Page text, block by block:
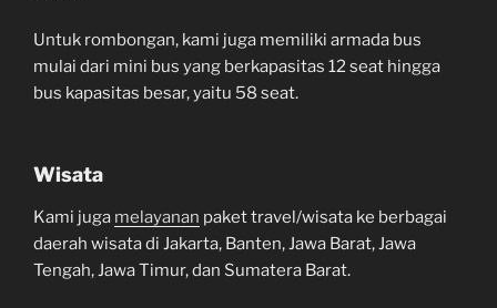
Untuk rombongan, kami juga memiliki armada bus
mulai dari mini bus yang berkapasitas 12 seat hingga
bus kapasitas besar, yaitu 58 seat.
Wisata
Kami juga melayanan paket travel/wisata ke berbagai
daerah wisata di Jakarta, Banten, Jawa Barat, Jawa
Tengah, Jawa Timur, dan Sumatera Barat.